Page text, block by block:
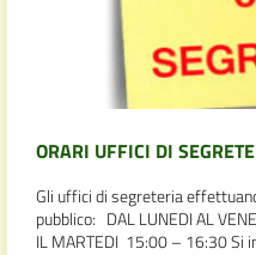
ORARI UFFICI DI
Gli uffici di segreteria
pubblico: DAL LUNEDI AL
IL MARTEDI 15:00 – 16:30